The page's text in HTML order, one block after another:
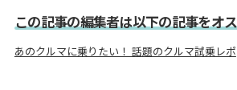
この記事の編集者は以下の記事をオ
あのクルマに乗りたい！ 話題のクルマ試乗レポ